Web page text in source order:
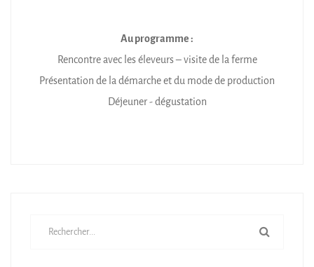
Au programme :
Rencontre avec les éleveurs – visite de la ferme
Présentation de la démarche et du mode de production
Déjeuner - dégustation